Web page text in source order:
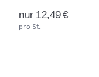
nur 12,49 €
pro St.